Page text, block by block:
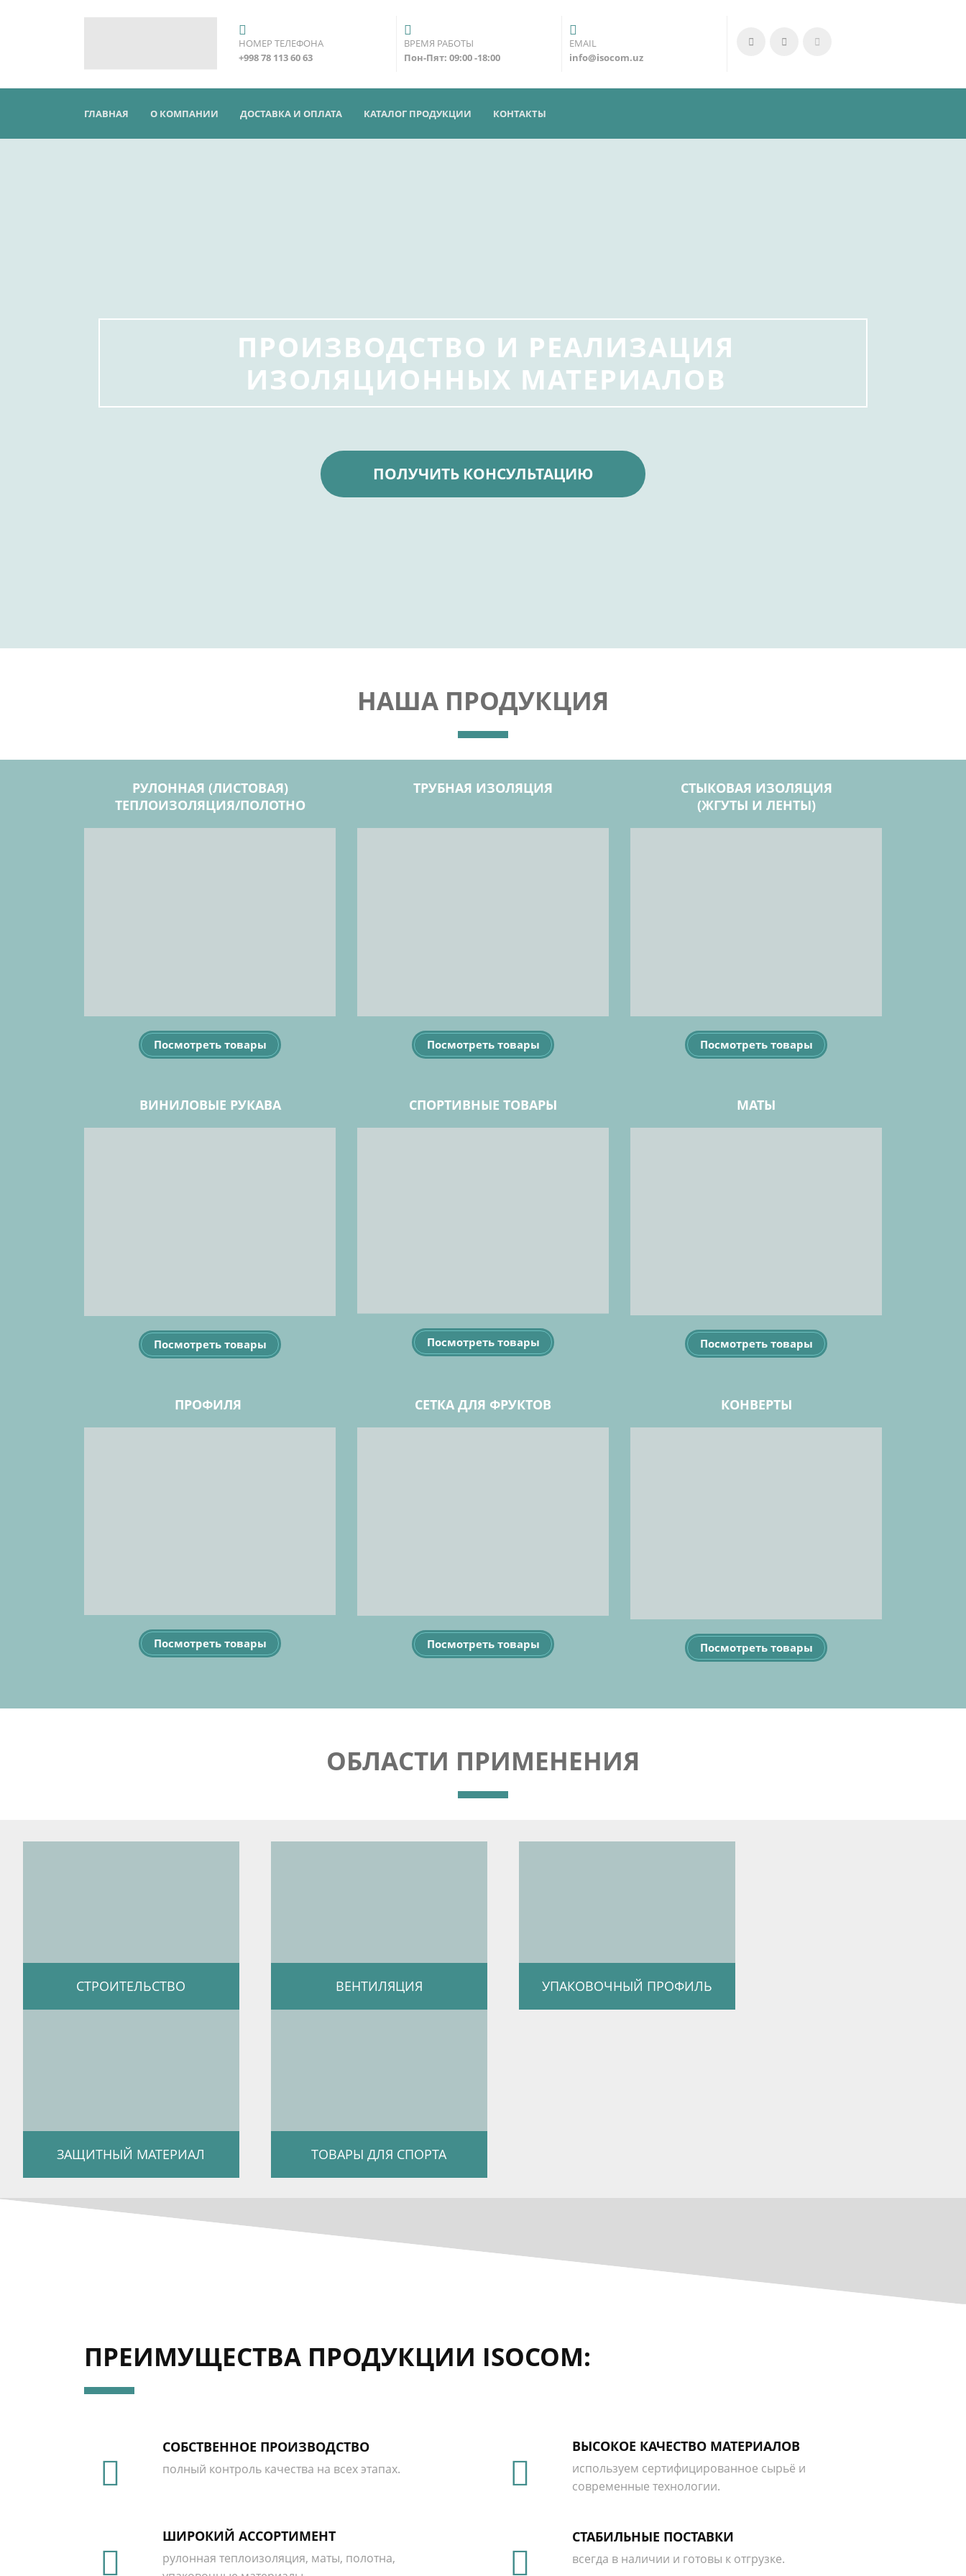
НОМЕР ТЕЛЕФОНА
+998 78 113 60 63
ВРЕМЯ РАБОТЫ
Пон-Пят: 09:00 -18:00
EMAIL
info@isocom.uz
ГЛАВНАЯ О КОМПАНИИ ДОСТАВКА И ОПЛАТА КАТАЛОГ ПРОДУКЦИИ КОНТАКТЫ
ПРОИЗВОДСТВО И РЕАЛИЗАЦИЯ
ИЗОЛЯЦИОННЫХ МАТЕРИАЛОВ
ПОЛУЧИТЬ КОНСУЛЬТАЦИЮ
НАША ПРОДУКЦИЯ
РУЛОННАЯ (ЛИСТОВАЯ)
ТЕПЛОИЗОЛЯЦИЯ/ПОЛОТНО
Посмотреть товары
ТРУБНАЯ ИЗОЛЯЦИЯ
Посмотреть товары
СТЫКОВАЯ ИЗОЛЯЦИЯ
(ЖГУТЫ И ЛЕНТЫ)
Посмотреть товары
ВИНИЛОВЫЕ РУКАВА
Посмотреть товары
СПОРТИВНЫЕ ТОВАРЫ
Посмотреть товары
МАТЫ
Посмотреть товары
ПРОФИЛЯ
Посмотреть товары
СЕТКА ДЛЯ ФРУКТОВ
Посмотреть товары
КОНВЕРТЫ
Посмотреть товары
ОБЛАСТИ ПРИМЕНЕНИЯ
СТРОИТЕЛЬСТВО ВЕНТИЛЯЦИЯ УПАКОВОЧНЫЙ ПРОФИЛЬ
ЗАЩИТНЫЙ МАТЕРИАЛ ТОВАРЫ ДЛЯ СПОРТА
ПРЕИМУЩЕСТВА ПРОДУКЦИИ ISOCOM:
СОБСТВЕННОЕ ПРОИЗВОДСТВО
полный контроль качества на всех этапах.
ВЫСОКОЕ КАЧЕСТВО МАТЕРИАЛОВ
используем сертифицированное сырьё и
современные технологии.
ШИРОКИЙ АССОРТИМЕНТ
рулонная теплоизоляция, маты, полотна,
СТАБИЛЬНЫЕ ПОСТАВКИ
всегда в наличии и готовы к отгрузке.